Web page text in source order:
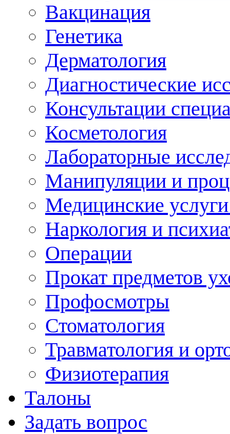
Вакцинация
Генетика
Дерматология
Диагностические
Консультации
Косметология
Лабораторные
Манипуляции и
Медицинские
Наркология и
Операции
Прокат предметов
Профосмотры
Стоматология
Травматология и
Физиотерапия
Талоны
Задать вопрос